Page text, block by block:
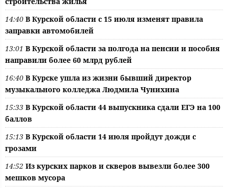
14:40 В Курской области с 15 июля изменят правила
заправки автомобилей
13:01 В Курской области за полгода на пенсии и пособия
направили более 60 млрд рублей
16:40 В Курске ушла из жизни бывший директор
музыкального колледжа Людмила Чунихина
15:33 В Курской области 44 выпускника сдали ЕГЭ на 100
баллов
15:13 В Курской области 14 июля пройдут дожди с
грозами
14:52 Из курских парков и скверов вывезли более 300
мешков мусора